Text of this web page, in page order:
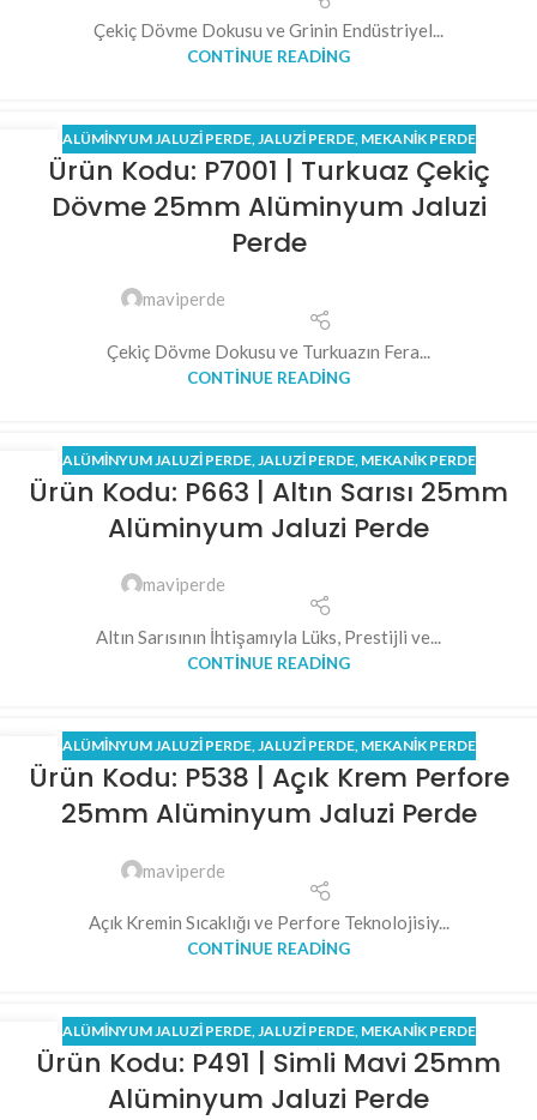
Çekiç Dövme Dokusu ve Grinin Endüstriyel...
CONTINUE READING
ALÜMINYUM JALUZI PERDE, JALUZI PERDE, MEKANİK PERDE
Ürün Kodu: P7001 | Turkuaz Çekiç
Dövme 25mm Alüminyum Jaluzi
Perde
maviperde
Çekiç Dövme Dokusu ve Turkuazın Fera...
CONTINUE READING
31
MAR
ALÜMINYUM JALUZI PERDE, JALUZI PERDE, MEKANİK PERDE
Ürün Kodu: P663 | Altın Sarısı 25mm
Alüminyum Jaluzi Perde
maviperde
Altın Sarısının İhtişamıyla Lüks, Prestijli ve...
CONTINUE READING
31
MAR
ALÜMINYUM JALUZI PERDE, JALUZI PERDE, MEKANİK PERDE
Ürün Kodu: P538 | Açık Krem Perfore
25mm Alüminyum Jaluzi Perde
maviperde
Açık Kremin Sıcaklığı ve Perfore Teknolojisiy...
CONTINUE READING
MAR
ALÜMINYUM JALUZI PERDE,JALUZI PERDE, MEKANİK PERDE
Ürün Kodu: P491 | Simli Mavi 25mm
Alüminyum Jaluzi Perde